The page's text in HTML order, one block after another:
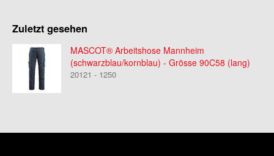
Zuletzt gesehen
MASCOT® Arbeitshose Mannheim
(schwarzblau/kornblau) - Grösse 90C58 (lang)
20121 - 1250